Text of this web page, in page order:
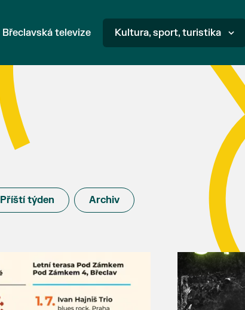
Břeclavská televize Kultura, sport, turistika
Příští týden Archiv